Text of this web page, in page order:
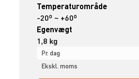
Temperaturområde
-20º ~ +60º
Egenvægt
1,8 kg
Pr. dag
Ekskl. moms